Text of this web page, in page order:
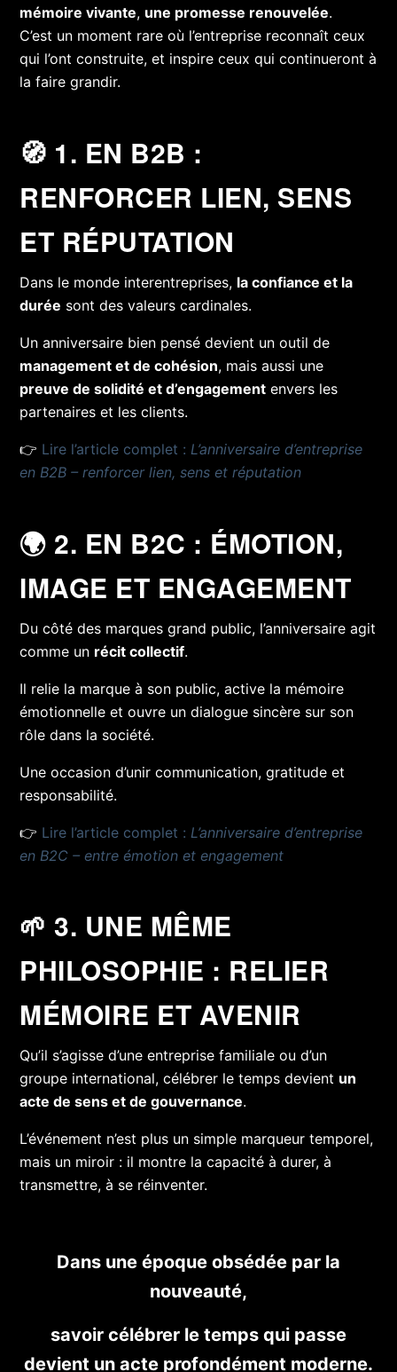
mémoire vivante, une promesse renouvelée.
C’est un moment rare où l’entreprise reconnaît ceux
qui l’ont construite, et inspire ceux qui continueront à
la faire grandir.
🧭 1. EN B2B :
RENFORCER LIEN, SENS
ET RÉPUTATION
Dans le monde interentreprises, la confiance et la
durée sont des valeurs cardinales.
Un anniversaire bien pensé devient un outil de
management et de cohésion, mais aussi une
preuve de solidité et d’engagement envers les
partenaires et les clients.
👉 Lire l’article complet : L’anniversaire d’entreprise
en B2B – renforcer lien, sens et réputation
🌍 2. EN B2C : ÉMOTION,
IMAGE ET ENGAGEMENT
Du côté des marques grand public, l’anniversaire agit
comme un récit collectif.
Il relie la marque à son public, active la mémoire
émotionnelle et ouvre un dialogue sincère sur son
rôle dans la société.
Une occasion d’unir communication, gratitude et
responsabilité.
👉 Lire l’article complet : L’anniversaire d’entreprise
en B2C – entre émotion et engagement
🌱 3. UNE MÊME
PHILOSOPHIE : RELIER
MÉMOIRE ET AVENIR
Qu’il s’agisse d’une entreprise familiale ou d’un
groupe international, célébrer le temps devient un
acte de sens et de gouvernance.
L’événement n’est plus un simple marqueur temporel,
mais un miroir : il montre la capacité à durer, à
transmettre, à se réinventer.
Dans une époque obsédée par la
nouveauté,
savoir célébrer le temps qui passe
devient un acte profondément moderne.